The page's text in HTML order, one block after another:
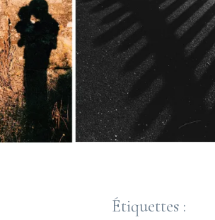
Étiquettes :